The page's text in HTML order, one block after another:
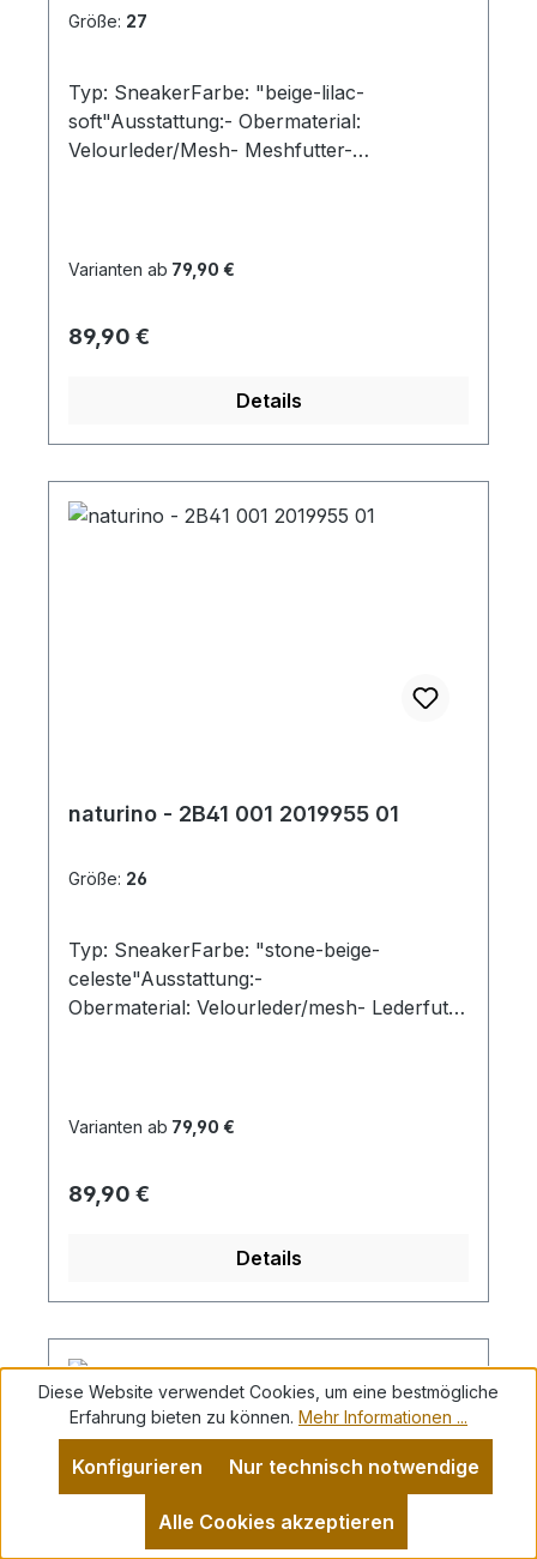
Größe: 27
Typ: SneakerFarbe: "beige-lilac-
soft"Ausstattung:- Obermaterial:
Velourleder/Mesh- Meshfutter-
Varianten ab 79,90 €
Regulärer Preis:
89,90 €
Details
naturino - 2B41 001 2019955 01
Größe: 26
Typ: SneakerFarbe: "stone-beige-
celeste"Ausstattung:-
Obermaterial: Velourleder/mesh- Lederfutte
Doppelklette
Varianten ab 79,90 €
Regulärer Preis:
89,90 €
Details
Diese Website verwendet Cookies, um eine bestmögliche
Erfahrung bieten zu können. Mehr Informationen ...
Nur technisch notwendige
Konfigurieren
Alle Cookies akzeptieren